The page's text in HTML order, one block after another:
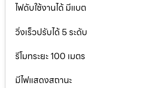
ไฟดับใช้งานได้ มีแบต
วิ่งเร็วปรับได้ 5 ระดับ
รีโมทระยะ 100 เมตร
มีไฟแสดงสถานะ